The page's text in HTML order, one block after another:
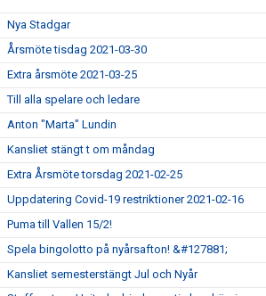
Nya Stadgar
Årsmöte tisdag 2021-03-30
Extra årsmöte 2021-03-25
Till alla spelare och ledare
Anton "Marta" Lundin
Kansliet stängt t om måndag
Extra Årsmöte torsdag 2021-02-25
Uppdatering Covid-19 restriktioner 2021-02-16
Puma till Vallen 15/2!
Spela bingolotto på nyårsafton! &#127881;
Kansliet semesterstängt Jul och Nyår